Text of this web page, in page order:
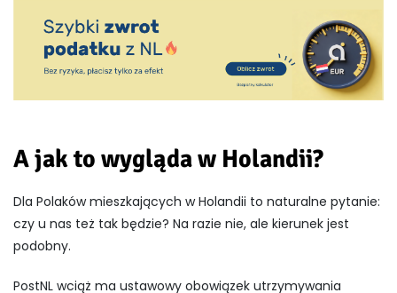
A jak to wygląda w Holandii?
Dla Polaków mieszkających w Holandii to naturalne pytanie:
czy u nas też tak będzie? Na razie nie, ale kierunek jest
podobny.
PostNL wciąż ma ustawowy obowiązek utrzymywania